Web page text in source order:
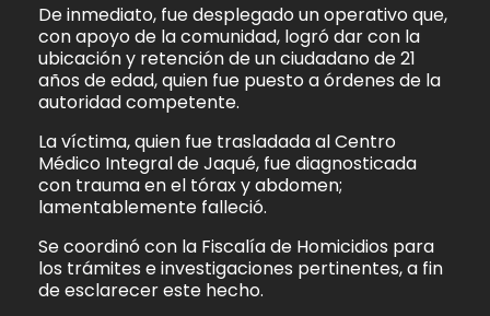
De inmediato, fue desplegado un operativo que,
con apoyo de la comunidad, logró dar con la
ubicación y retención de un ciudadano de 21
años de edad, quien fue puesto a órdenes de la
autoridad competente.
La víctima, quien fue trasladada al Centro
Médico Integral de Jaqué, fue diagnosticada
con trauma en el tórax y abdomen;
lamentablemente falleció.
Se coordinó con la Fiscalía de Homicidios para
los trámites e investigaciones pertinentes, a fin
de esclarecer este hecho.